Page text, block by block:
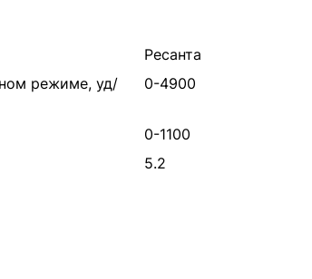
Ресанта
режиме, уд/
0-4900
0-1100
5.2